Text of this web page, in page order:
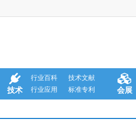
技术
行业百科
技术文献
行业应用
标准专利 会展